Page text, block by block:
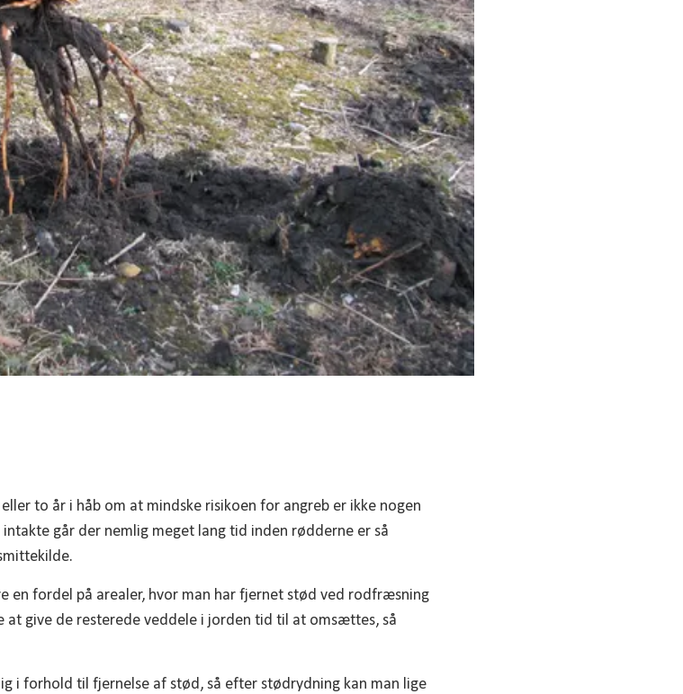
to år i håb om at mindske risikoen for angreb er ikke nogen
går der nemlig meget lang tid inden rødderne er så
en fordel på arealer, hvor man har fjernet stød ved rodfræsning
at give de resterede veddele i jorden tid til at omsættes, så
i forhold til fjernelse af stød, så efter stødrydning kan man lige